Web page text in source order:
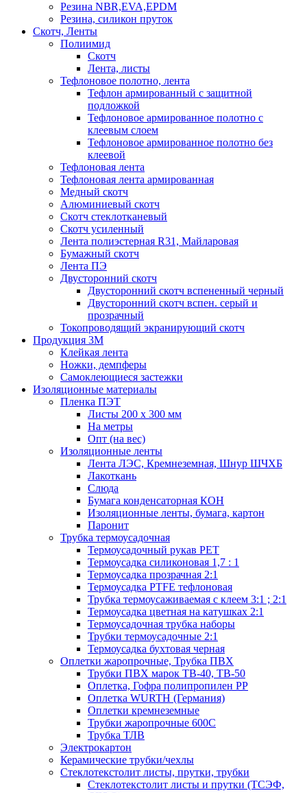
Резина NBR,EVA,EPDM
Резина, силикон пруток
Скотч, Ленты
Полиимид
Скотч
Лента, листы
Тефлоновое полотно, лента
Тефлон армированный с защитной
подложкой
Тефлоновое армированное полотно с
клеевым слоем
Тефлоновое армированное полотно без
клеевой
Тефлоновая лента
Тефлоновая лента армированная
Медный скотч
Алюминиевый скотч
Скотч стеклотканевый
Скотч усиленный
Лента полиэстерная R31, Майларовая
Бумажный скотч
Лента ПЭ
Двусторонний скотч
Двусторонний скотч вспененный черный
Двусторонний скотч вспен. серый и
прозрачный
Токопроводящий экранирующий скотч
Продукция 3M
Клейкая лента
Ножки, демпферы
Самоклеющиеся застежки
Изоляционные материалы
Пленка ПЭТ
Листы 200 х 300 мм
На метры
Опт (на вес)
Изоляционные ленты
Лента ЛЭС, Кремнеземная, Шнур ШЧХБ
Лакоткань
Слюда
Бумага конденсаторная КОН
Изоляционные ленты, бумага, картон
Паронит
Трубка термоусадочная
Термоусадочный рукав PET
Термоусадка силиконовая 1,7 : 1
Термоусадка прозрачная 2:1
Термоусадка PTFE тефлоновая
Трубка термоусаживаемая с клеем 3:1 ; 2:1
Термоусадка цветная на катушках 2:1
Термоусадочная трубка наборы
Трубки термоусадочные 2:1
Термоусадка бухтовая черная
Оплетки жаропрочные, Трубка ПВХ
Трубки ПВХ марок ТВ-40, ТВ-50
Оплетка, Гофра полипропилен PP
Оплетка WURTH (Германия)
Оплетки кремнеземные
Трубки жаропрочные 600С
Трубка ТЛВ
Электрокартон
Керамические трубки/чехлы
Cтеклотекстолит листы, прутки, трубки
Стеклотекстолит листы и прутки (ТСЭФ,